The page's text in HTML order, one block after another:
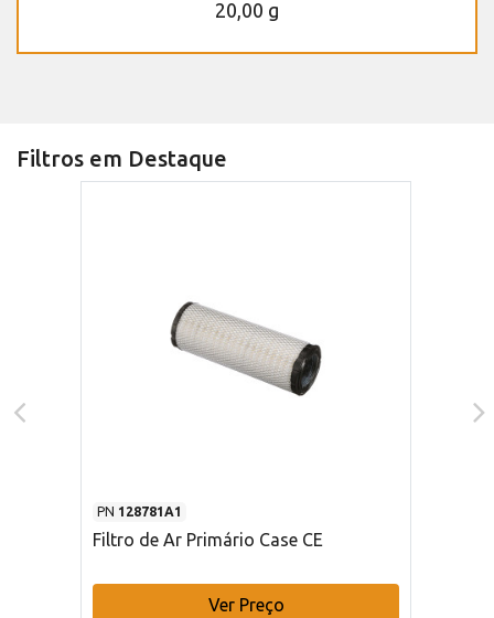
20,00 g
Filtros em Destaque
PN 128781A1
Filtro de Ar Primário Case CE
Ver Preço